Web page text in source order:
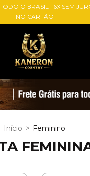
O BRASIL | 6X SEM
NO CARTÃO
Início > Feminino